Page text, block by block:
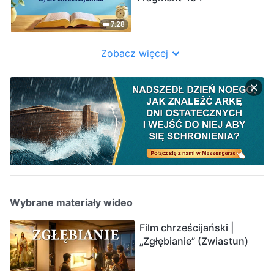
7:28
Zobacz więcej
Wybrane materiały wideo
Film chrześcijański |
„Zgłębianie” (Zwiastun)